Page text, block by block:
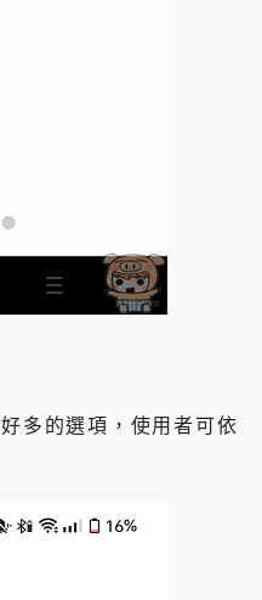
多的選項，使用者可依